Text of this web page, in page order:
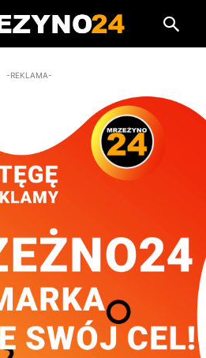
-REKLAMA-